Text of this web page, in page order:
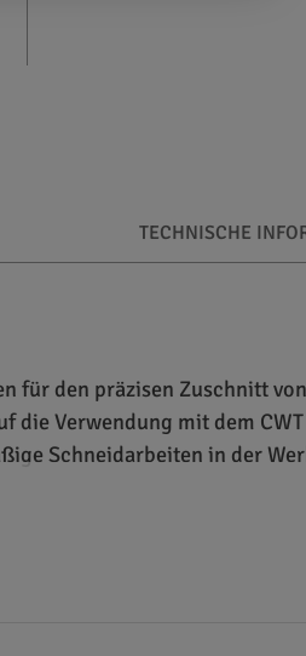
TECHNISCHE
für den präzisen Zuschnitt
Verwendung mit dem
Schneidarbeiten in der
bei Folien und Bannern.